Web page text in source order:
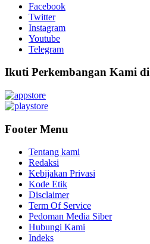
Facebook
Twitter
Instagram
Youtube
Telegram
Ikuti Perkembangan Kami di
Footer Menu
Tentang kami
Redaksi
Kebijakan Privasi
Kode Etik
Disclaimer
Term Of Service
Pedoman Media Siber
Hubungi Kami
Indeks